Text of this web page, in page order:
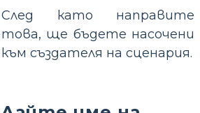
След като направите
това, ще бъдете насочени
към създателя на сценария.